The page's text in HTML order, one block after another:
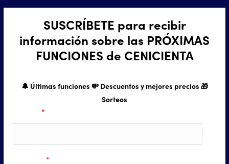
SUSCRÍBETE para recibir
información sobre las PRÓXIMAS
FUNCIONES de CENICIENTA
🔔 Últimas funciones 💸 Descuentos y mejores precios 🎁
Sorteos
*
*